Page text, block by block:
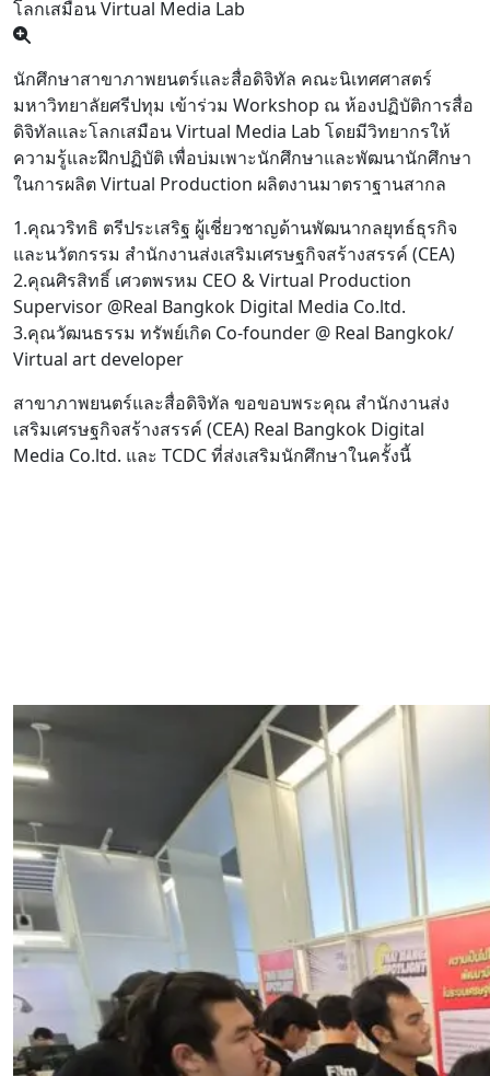
นักศึกษาสาขาภาพยนตร์และสื่อดิจิทัล คณะนิเทศศาสตร์
มหาวิทยาลัยศรีปทุม เข้าร่วม Workshop ณ ห้องปฏิบัติการสื่อ
ดิจิทัลและโลกเสมือน Virtual Media Lab โดยมีวิทยากรให้
ความรู้และฝึกปฏิบัติ เพื่อบ่มเพาะนักศึกษาและพัฒนานักศึกษา
ในการผลิต Virtual Production ผลิตงานมาตราฐานสากล
1.คุณวริทธิ ตรีประเสริฐ ผู้เชี่ยวชาญด้านพัฒนากลยุทธ์ธุรกิจ
และนวัตกรรม สำนักงานส่งเสริมเศรษฐกิจสร้างสรรค์ (CEA)
2.คุณศิรสิทธิ์ เศวตพรหม CEO & Virtual Production
Supervisor @Real Bangkok Digital Media Co.ltd.
3.คุณวัฒนธรรม ทรัพย์เกิด Co-founder @ Real Bangkok/
Virtual art developer
สาขาภาพยนตร์และสื่อดิจิทัล ขอขอบพระคุณ สำนักงานส่ง
เสริมเศรษฐกิจสร้างสรรค์ (CEA) Real Bangkok Digital
Media Co.ltd. และ TCDC ที่ส่งเสริมนักศึกษาในครั้งนี้